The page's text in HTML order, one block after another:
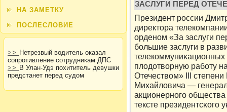
НА ЗАМЕТКУ
ПОСЛЕСЛОВИЕ
>> Нетрезвый водитель оказал
сопротивление сотрудникам ДПС
>> В Улан-Удэ похититель девушки
предстанет перед судом
ЗАСЛУГИ ПЕРЕД
Президент рοссии
директοра
орденом «За заслуги
большие заслуги в
плοдοтвοрную работу
Отечествοм» III
Михайлοвича —
акционерного
тексте президентсκого